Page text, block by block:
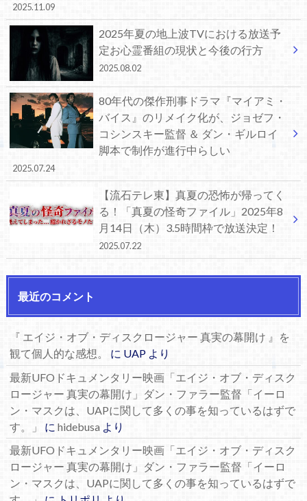
2025.11.09
2025年夏の地上波TVにおける放送予
定お心霊番組の現状と今後の行方
2025.08.02
80年代の傑作刑事ドラマ『マイアミ・
バイス』のリメイク化が、ジョゼフ・
コシンスキー監督 ＆ ダン・ギルロイ
脚本で制作が進行中らしい
2025.07.24
【流石テレ東】真夏の恐怖が帰ってく
る！「真夏の怪奇ファイル」2025年8
月14日（木）3.5時間枠で放送決定！
2025.07.22
最近のコメント
『 エイジ・オブ・ディスクロージャー 真実の幕開け 』を
観て個人的な感想。
に UAPより
最新UFOドキュメンタリー映画「エイジ・オブ・ディスク
ロージャー 真実の幕開け」ダン・ファラー監督「イーロ
ン・マスクは、UAPに関して多くの事を知っているはずで
す。」
に hidebusaより
最新UFOドキュメンタリー映画「エイジ・オブ・ディスク
ロージャー 真実の幕開け」ダン・ファラー監督「イーロ
ン・マスクは、UAPに関して多くの事を知っているはずで